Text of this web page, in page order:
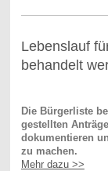
Lebenslauf
behandelt
Die Bürgerliste
gestellten
dokumentieren
zu machen.
Mehr dazu >>